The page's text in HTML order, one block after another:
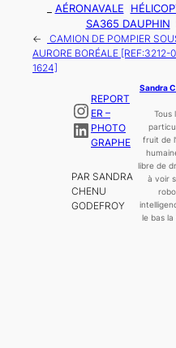
AÉRONAVALE
SA365 DAUPHIN
←
CAMION DE POMPIER
AURORE BORÉALE [REF:3212-
1624]
Instagram
LinkedIn
REPORT
ER –
PHOTO
GRAPHE
PAR SANDRA
CHENU
GODEFROY
Sandra
Tous
fruit de l’
libre de
à voir
le bas